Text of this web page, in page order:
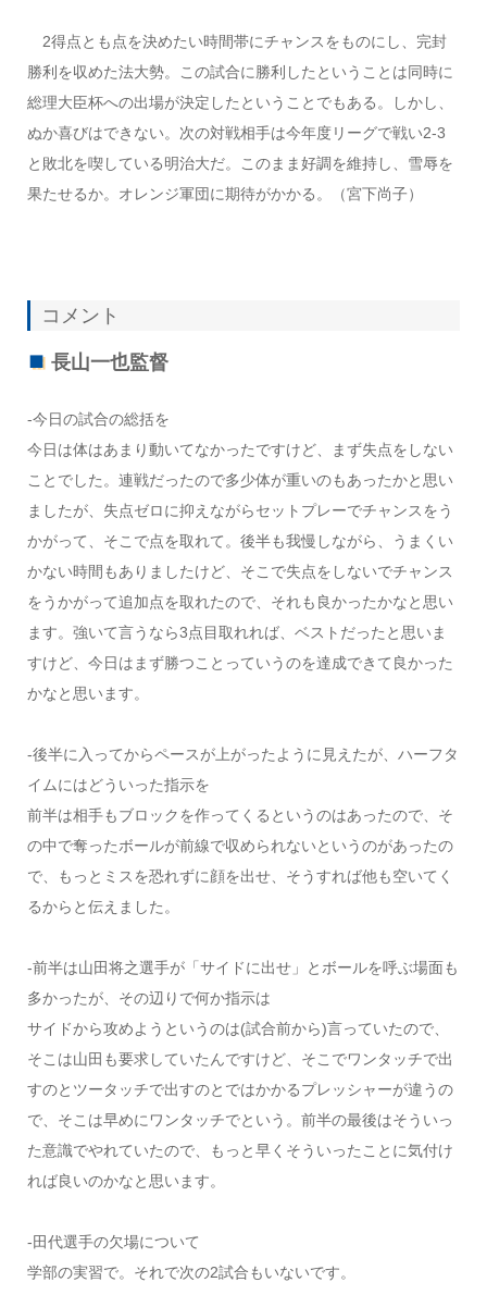
2得点とも点を決めたい時間帯にチャンスをものにし、完封
勝利を収めた法大勢。この試合に勝利したということは同時に
総理大臣杯への出場が決定したということでもある。しかし、
ぬか喜びはできない。次の対戦相手は今年度リーグで戦い2-3
と敗北を喫している明治大だ。このまま好調を維持し、雪辱を
果たせるか。オレンジ軍団に期待がかかる。（宮下尚子）
コメント
長山一也監督
-今日の試合の総括を
今日は体はあまり動いてなかったですけど、まず失点をしない
ことでした。連戦だったので多少体が重いのもあったかと思い
ましたが、失点ゼロに抑えながらセットプレーでチャンスをう
かがって、そこで点を取れて。後半も我慢しながら、うまくい
かない時間もありましたけど、そこで失点をしないでチャンス
をうかがって追加点を取れたので、それも良かったかなと思い
ます。強いて言うなら3点目取れれば、ベストだったと思いま
すけど、今日はまず勝つことっていうのを達成できて良かった
かなと思います。
-後半に入ってからペースが上がったように見えたが、ハーフタ
イムにはどういった指示を
前半は相手もブロックを作ってくるというのはあったので、そ
の中で奪ったボールが前線で収められないというのがあったの
で、もっとミスを恐れずに顔を出せ、そうすれば他も空いてく
るからと伝えました。
-前半は山田将之選手が「サイドに出せ」とボールを呼ぶ場面も
多かったが、その辺りで何か指示は
サイドから攻めようというのは(試合前から)言っていたので、
そこは山田も要求していたんですけど、そこでワンタッチで出
すのとツータッチで出すのとではかかるプレッシャーが違うの
で、そこは早めにワンタッチでという。前半の最後はそういっ
た意識でやれていたので、もっと早くそういったことに気付け
れば良いのかなと思います。
-田代選手の欠場について
学部の実習で。それで次の2試合もいないです。